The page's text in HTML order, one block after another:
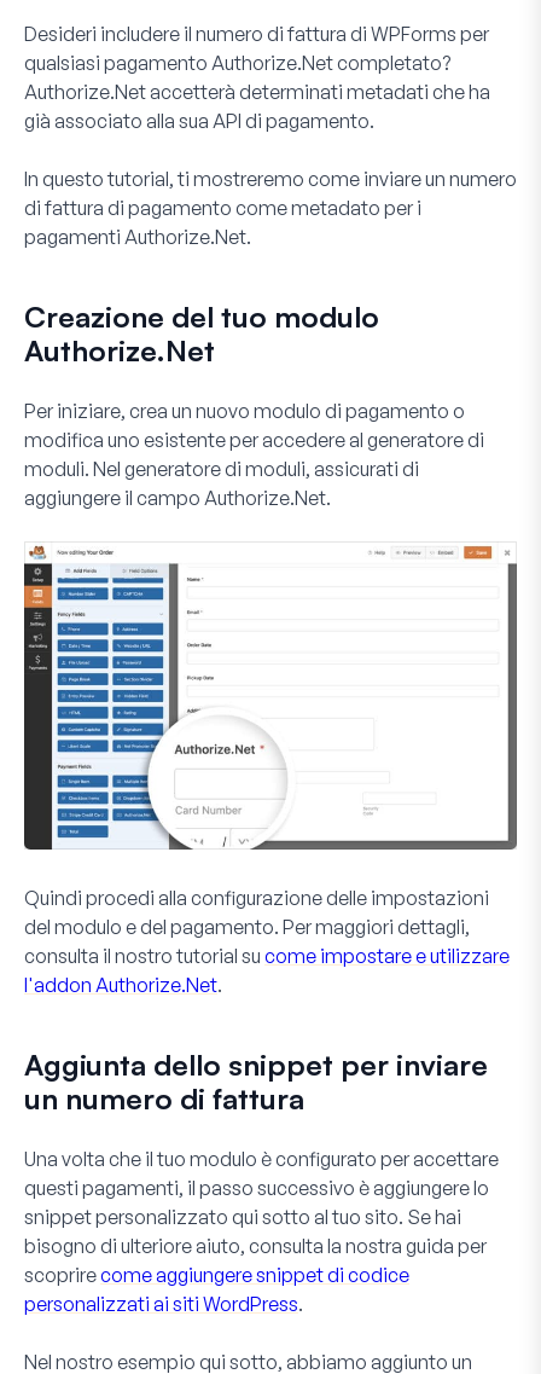
Desideri includere il numero di fattura di WPForms per
qualsiasi pagamento Authorize.Net completato?
Authorize.Net accetterà determinati metadati che ha
già associato alla sua API di pagamento.
In questo tutorial, ti mostreremo come inviare un numero
di fattura di pagamento come metadato per i
pagamenti Authorize.Net.
Creazione del tuo modulo
Authorize.Net
Per iniziare, crea un nuovo modulo di pagamento o
modifica uno esistente per accedere al generatore di
moduli. Nel generatore di moduli, assicurati di
aggiungere il campo Authorize.Net.
Quindi procedi alla configurazione delle impostazioni
del modulo e del pagamento. Per maggiori dettagli,
consulta il nostro tutorial su come impostare e utilizzare
l'addon Authorize.Net.
Aggiunta dello snippet per inviare
un numero di fattura
Una volta che il tuo modulo è configurato per accettare
questi pagamenti, il passo successivo è aggiungere lo
snippet personalizzato qui sotto al tuo sito. Se hai
bisogno di ulteriore aiuto, consulta la nostra guida per
scoprirecome aggiungere snippet di codice
personalizzati ai siti WordPress.
Nel nostro esempio qui sotto, abbiamo aggiunto un